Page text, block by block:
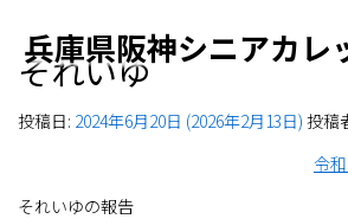
兵庫県阪神シニアカレ
それいゆ
投稿日: 2024年6月20日 (2026年2月13日) 投稿
令
それいゆの報告